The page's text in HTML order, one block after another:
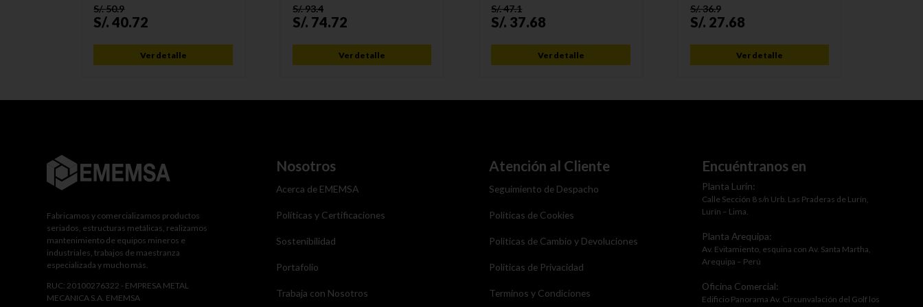
S/.50.9
S/.40.72
Ver detalle
S/.93.4
S/. 74.72
Ver detalle
S/.47.1
S/. 37.68
Ver detalle
S/.36.9
S/. 27.68
Ver detalle
Fabricamos y comercializamos productos
seriados, estructuras metálicas, realizamos
mantenimiento de equipos mineros e
industriales, trabajos de maestranza
especializada y mucho más.
RUC: 20100276322 - EMPRESA METAL
MECANICA S.A. EMEMSA
Nosotros
Acerca de EMEMSA
Políticas y Certificaciones
Sostenibilidad
Portafolio
Trabaja con Nosotros
Atención al Cliente
Seguimiento de Despacho
Politicas de Cookies
Politicas de Cambio y Devoluciones
Politicas de Privacidad
Terminos y Condiciones
Encuéntranos en
Planta Lurín:
Calle Sección 8 s/n Urb. Las Praderas de Lurín,
Lurín – Lima.
Planta Arequipa:
Av. Evitamiento, esquina con Av. Santa Martha,
Arequipa – Perú
Oficina Comercial:
Edificio Panorama Av. Circunvalación del Golf los